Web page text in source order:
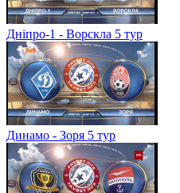
Дніпро-1 - Ворскла 5 тур
Динамо - Зоря 5 тур